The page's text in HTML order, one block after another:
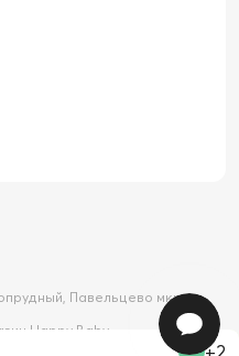
+2
Павельцево мкр-н,
Happy Baby